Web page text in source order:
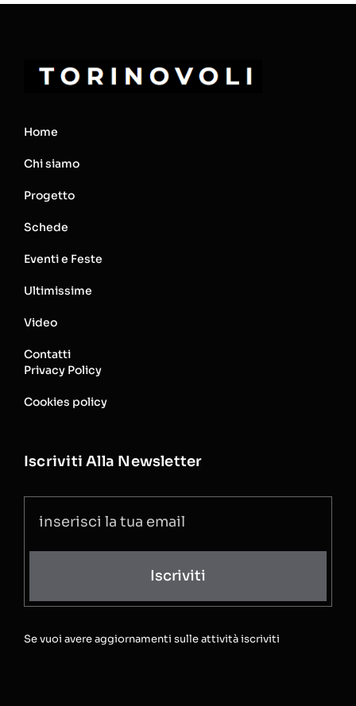
Home
Chi siamo
Progetto
Schede
Eventi e Feste
Ultimissime
Video
Contatti
Privacy Policy
Cookies policy
Iscriviti Alla Newsletter
Iscriviti
Se vuoi avere aggiornamenti sulle attività iscriviti